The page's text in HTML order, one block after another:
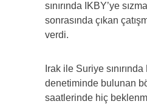
sınırında IKBY’ye
sonrasında çıkan
verdi.
Irak ile Suriye
denetiminde bulunan
saatlerinde hiç